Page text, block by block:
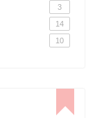
3
14
10